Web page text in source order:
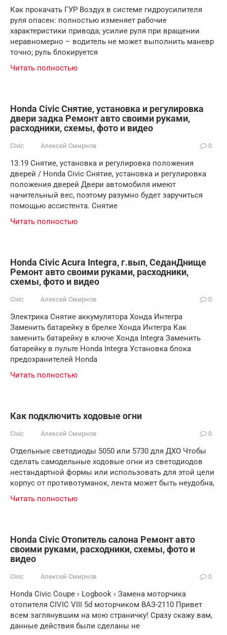
Как прокачать ГУР Воздух в системе гидроусилителя
руля опасен: полностью изменяет рабочие
характеристики привода; усилие руля при вращении
неравномерно – водитель не может выполнить маневр
точно; руль блокируется
Читать полностью
Honda Civic Снятие, установка и регулировка
двери задка Ремонт авто своими руками,
расходники, схемы, фото и видео
Civic Алексей Смирнов 0
13.19 Снятие, установка и регулировка положения
дверей / Honda Civic Снятие, установка и регулировка
положения дверей Двери автомобиля имеют
начительный вес, поэтому разумно будет заручиться
помощью ассистента. Снятие
Читать полностью
Honda Civic Acura Integra, г.вып, СеданДнище
Ремонт авто своими руками, расходники,
схемы, фото и видео
Civic Алексей Смирнов 0
Электрика Снятие аккумулятора Хонда Интегра
Заменить батарейку в брелке Хонда Интегра Как
заменить батарейку в ключе Хонда Integra Заменить
батарейку в пульте Honda Integra Установка блока
предохранителей Honda
Читать полностью
Как подключить ходовые огни
Civic Алексей Смирнов 0
Отдельные светодиоды 5050 или 5730 для ДХО Чтобы
сделать самодельные ходовые огни из светодиодов
нестандартной формы или использовать для этой цели
корпус от противотуманок, лента может быть неудобна,
Читать полностью
Honda Civic Отопитель салона Ремонт авто
своими руками, расходники, схемы, фото и
видео
Civic Алексей Смирнов 0
Honda Civic Coupe › Logbook › Замена моторчика
отопителя CIVIC VIII 5d моторчиком ВАЗ-2110 Привет
всем заглянувшим на мою страничку! Сразу скажу вам,
данные действия были сделаны не